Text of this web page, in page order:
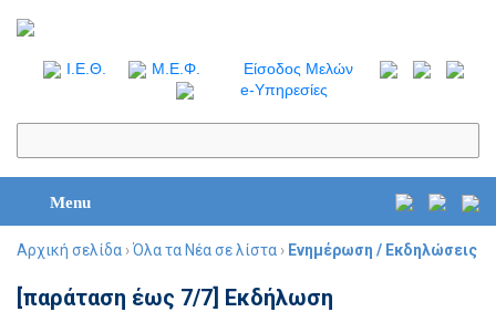
I.Ε.Θ. Μ.Ε.Φ.
Είσοδος Μελών
e-Υπηρεσίες
Menu
Αρχική σελίδα ›Όλα τα Νέα σε λίστα › Ενημέρωση / Εκδηλώσεις
[παράταση έως 7/7] Εκδήλωση